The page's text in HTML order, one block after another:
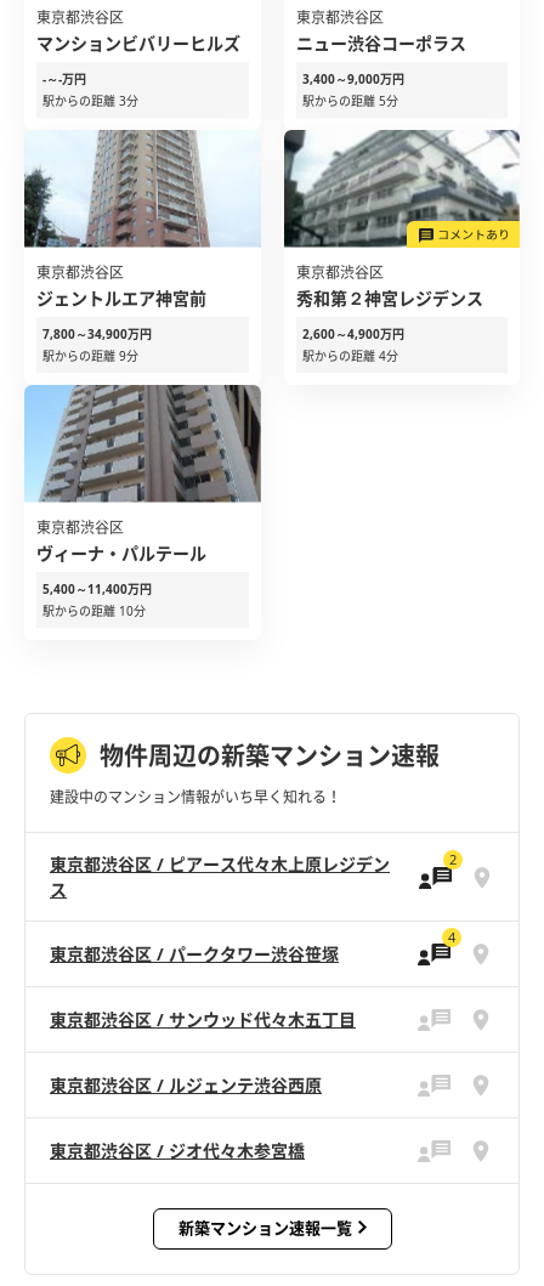
東京都渋谷区
マンションビバリーヒルズ
-～-万円
駅からの距離 3分
東京都渋谷区
ニュー渋谷コーポラス
3,400～9,000万円
駅からの距離 5分
東京都渋谷区
ジェントルエア神宮前
7,800～34,900万円
駅からの距離 9分
東京都渋谷区
秀和第２神宮レジデンス
2,600～4,900万円
駅からの距離 4分
東京都渋谷区
ヴィーナ・パルテール
5,400～11,400万円
駅からの距離 10分
物件周辺の新築マンション速報
建設中のマンション情報がいち早く知れる！
東京都渋谷区 / ピアース代々木上原レジデン
ス
2
東京都渋谷区 / パークタワー渋谷笹塚
4
東京都渋谷区 / サンウッド代々木五丁目
東京都渋谷区 / ルジェンテ渋谷西原
東京都渋谷区 / ジオ代々木参宮橋
新築マンション速報一覧